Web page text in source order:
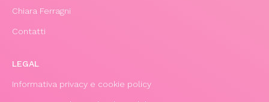
Chiara Ferragni
Contatti
LEGAL
Informativa privacy e cookie policy